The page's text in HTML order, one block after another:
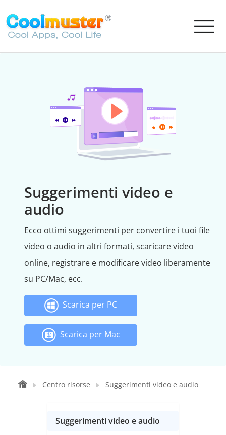
Suggerimenti video e
audio
Ecco ottimi suggerimenti per convertire i tuoi file
video o audio in altri formati, scaricare video
online, registrare e modificare video liberamente
su PC/Mac, ecc.
Scarica per PC
Scarica per Mac
Centro risorse Suggerimenti video e audio
Suggerimenti video e audio